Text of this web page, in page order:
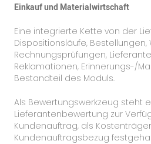
Einkauf und Materialwirtschaft
Eine integrierte Kette von der
Dispositionsläufe,
Rechnungsprüfungen,
Reklamationen, Erinnerungs-/
Bestandteil des Moduls.
Als Bewertungswerkzeug steht
Lieferantenbewertung zur
Kundenauftrag, als
Kundenauftragsbezug